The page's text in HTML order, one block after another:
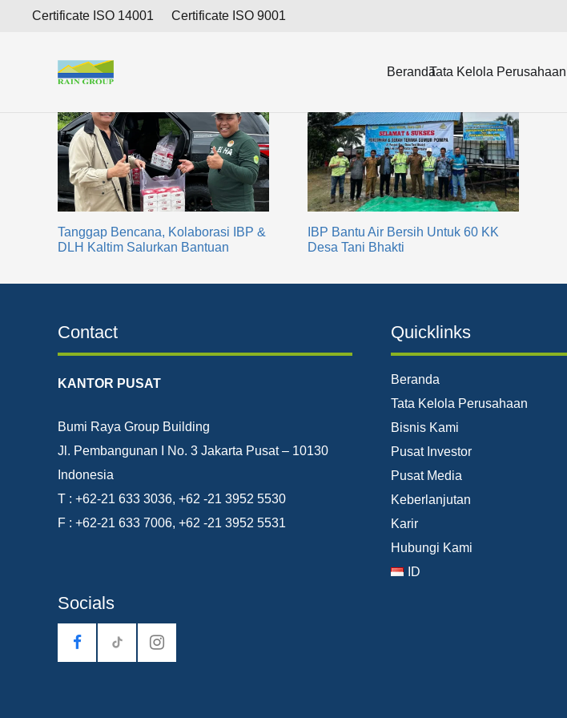
Certificate ISO 14001 Certificate ISO 9001
BerandaTata Kelola Perusahaan
TJSL
Tanggap Bencana, Kolaborasi IBP &
DLH Kaltim Salurkan Bantuan
IBP Bantu Air Bersih Untuk 60 KK
Desa Tani Bhakti
Contact
KANTOR PUSAT
Bumi Raya Group Building
Jl. Pembangunan I No. 3 Jakarta Pusat – 10130
Indonesia
T : +62-21 633 3036, +62 -21 3952 5530
F : +62-21 633 7006, +62 -21 3952 5531
Socials
tiktok
Quicklinks
Beranda
Tata Kelola Perusahaan
Bisnis Kami
Pusat Investor
Pusat Media
Keberlanjutan
Karir
Hubungi Kami
ID